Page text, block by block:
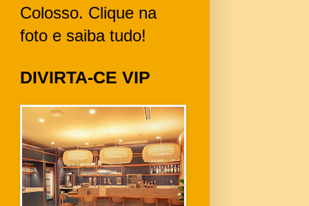
Colosso. Clique na
foto e saiba tudo!
DIVIRTA-CE VIP